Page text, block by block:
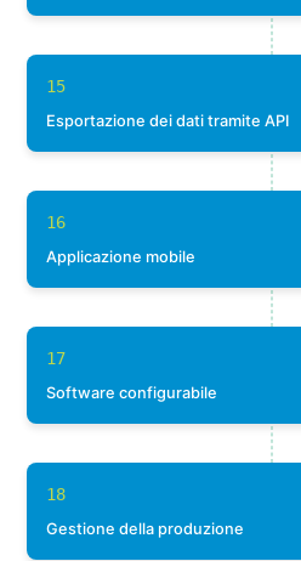
15
Esportazione dei dati tramite API
16
Applicazione mobile
17
Software configurabile
18
Gestione della produzione